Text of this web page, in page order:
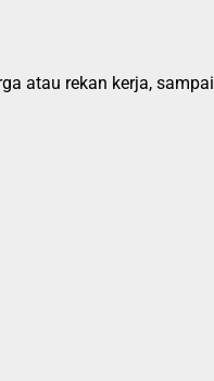
atau rekan kerja, sampai